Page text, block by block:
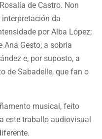
de Castro. Non
da
por Alba López;
Ana Gesto; a sobria
e, por suposto, a
de Sabadelle, que fan o
musical, feito
este traballo audiovisual